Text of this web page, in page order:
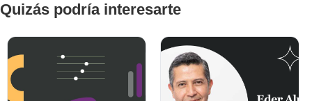
Quizás podría interesarte